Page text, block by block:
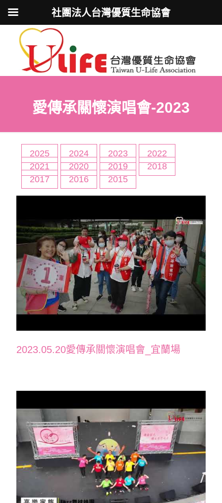
愛傳承關懷演唱會-2023
2025 2024 2023
2022
2021
2020 2019
2018
2017
2016 2015
2023.05.20愛傳承關懷演唱會_宜蘭場
社團法人台灣優質生命協會